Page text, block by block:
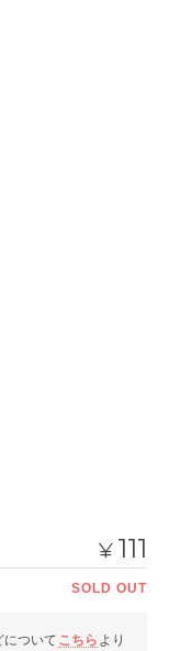
¥ 111
SOLD OUT
について こちら より